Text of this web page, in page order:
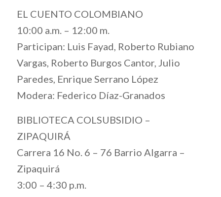
EL CUENTO COLOMBIANO
10:00 a.m. – 12:00 m.
Participan: Luis Fayad, Roberto Rubiano
Vargas, Roberto Burgos Cantor, Julio
Paredes, Enrique Serrano López
Modera: Federico Díaz-Granados
BIBLIOTECA COLSUBSIDIO –
ZIPAQUIRÁ
Carrera 16 No. 6 – 76 Barrio Algarra –
Zipaquirá
3:00 – 4:30 p.m.